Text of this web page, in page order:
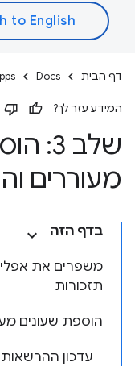
דף הבית Docs
המידע עזר לך?
שלב
מעוררים
בדף הזה
משפרים את
תזכורות
הוספת שעונים
עדכון